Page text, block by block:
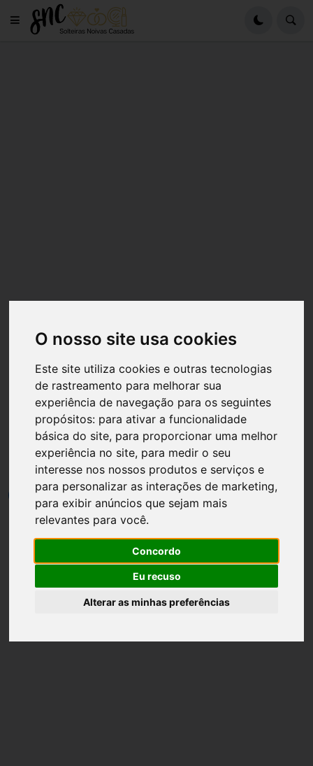
O nosso site usa cookies
Este site utiliza cookies e outras tecnologias
de rastreamento para melhorar sua
experiência de navegação para os seguintes
propósitos: para ativar a funcionalidade
básica do site, para proporcionar uma melhor
experiência no site, para medir o seu
interesse nos nossos produtos e serviços e
para personalizar as interações de marketing,
para exibir anúncios que sejam mais
relevantes para você.
Concordo
Eu recuso
Alterar as minhas preferências
Página inicial Moda
Sugestões de Combinação
de Roupas
por Luh Dantas 1 min leitura